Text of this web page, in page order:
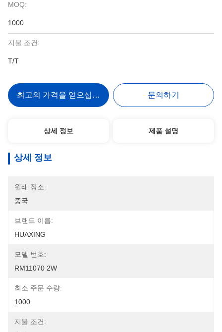
MOQ:
1000
지불 조건:
T/T
최고의 가격을 얻으십시오 문의하기
상세 정보 제품 설명
상세 정보
원래 장소:
중국
브랜드 이름:
HUAXING
모델 번호:
RM11070 2W
최소 주문 수량:
1000
지불 조건: